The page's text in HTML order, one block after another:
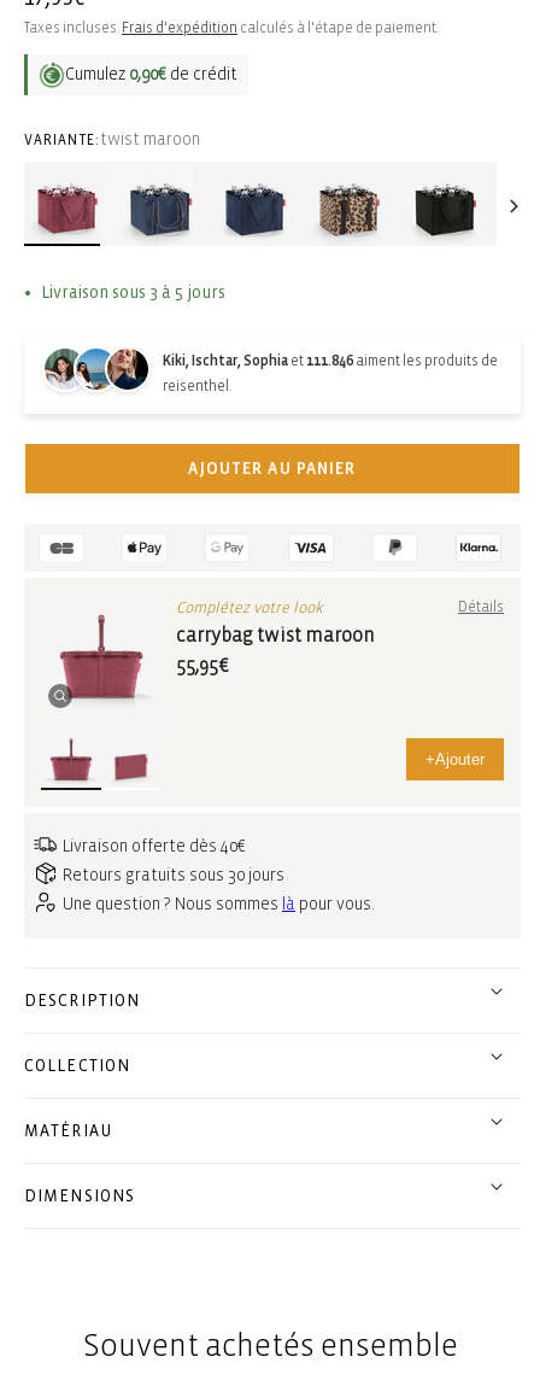
habituel
Taxes incluses. Frais d'expédition calculés à l'étape de paiement.
Cumulez 0,90€ de crédit
VARIANTE: twist maroon
Livraison sous 3 à 5 jours
Kiki, Ischtar, Sophia et 111.846 aiment les produits de
reisenthel.
AJOUTER AU PANIER
Complétez votre look Détails
carrybag twist maroon
55,95€
+Ajouter
Livraison offerte dès 40€
Retours gratuits sous 30 jours
Une question ? Nous sommes là pour vous.
DESCRIPTION
COLLECTION
MATÉRIAU
DIMENSIONS
Souvent achetés ensemble